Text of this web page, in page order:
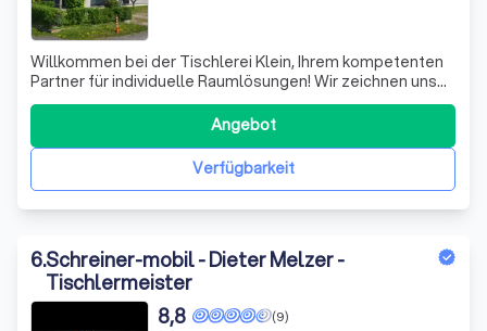
Willkommen bei der Tischlerei Klein, Ihrem kompetenten
Partner für individuelle Raumlösungen! Wir zeichnen uns
durch eine unglaubliche Vielfalt an
Gestaltungsmöglichkeiten aus, die speziell auf die
Bedürfnisse unserer Kunden zugeschnitten sind. Unsere
Industriekunden schätzen nicht nur unsere sauber
Verfügbarkeit
Angebot
6.Schreiner-mobil - Dieter Melzer -
Tischlermeister
(9)
8,8